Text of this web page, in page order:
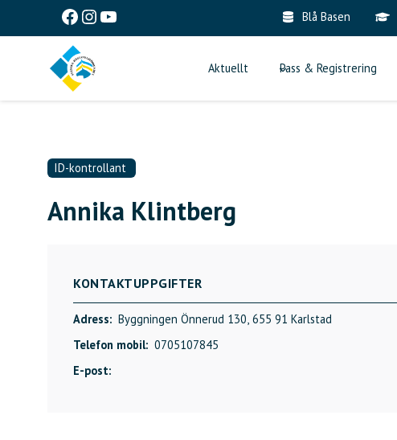
Facebook
Instagram
YouTube Blå Basen
Aktuellt Pass & Registrering
ID-kontrollant
Annika Klintberg
KONTAKTUPPGIFTER
Adress: Byggningen Önnerud 130, 655 91 Karlstad
Telefon mobil: 0705107845
E-post: